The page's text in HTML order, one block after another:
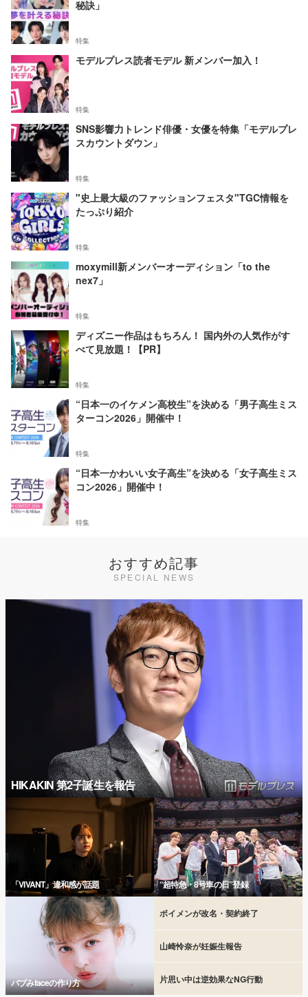
秘訣」
特集
モデルプレス読者モデル 新メンバー加入！
特集
SNS影響力トレンド俳優・女優を特集「モデルプレ
スカウントダウン」
特集
"史上最大級のファッションフェスタ"TGC情報を
たっぷり紹介
特集
moxymill新メンバーオーディション「to the
nex7」
特集
ディズニー作品はもちろん！ 国内外の人気作がす
べて見放題！【PR】
特集
“日本一のイケメン高校生”を決める「男子高生ミス
ターコン2026」開催中！
特集
“日本一かわいい女子高生”を決める「女子高生ミス
コン2026」開催中！
特集
おすすめ記事
SPECIAL NEWS
HIKAKIN 第2子誕生を報告
「VIVANT」違和感が話題 “超特急・8号車の日”登録
バブみfaceの作り方
ボイメンが改名・契約終了
山崎怜奈が妊娠生報告
片思い中は逆効果なNG行動